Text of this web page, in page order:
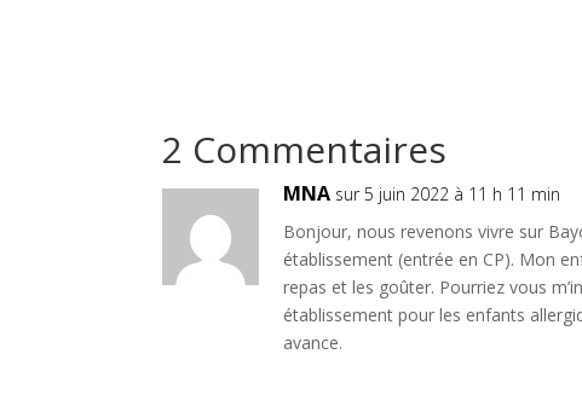
2 Commentaires
MNA sur 5 juin 2022 à 11 h 11 min
Bonjour, nous revenons vivre sur
établissement (entrée en CP). Mon
repas et les goûter. Pourriez vous
établissement pour les enfants
avance.